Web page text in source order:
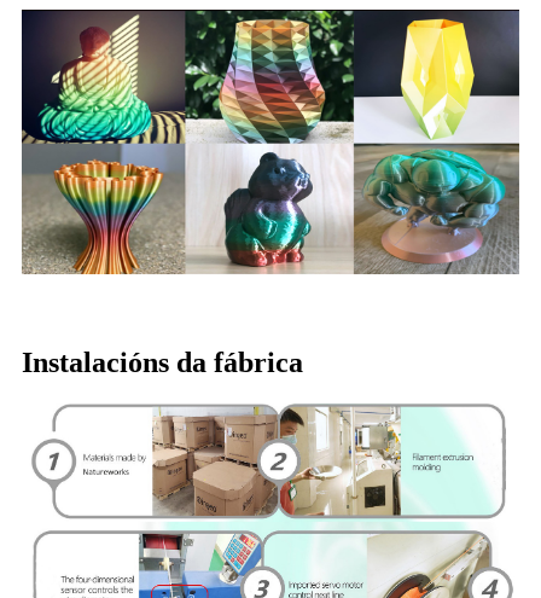
Instalacións da fábrica